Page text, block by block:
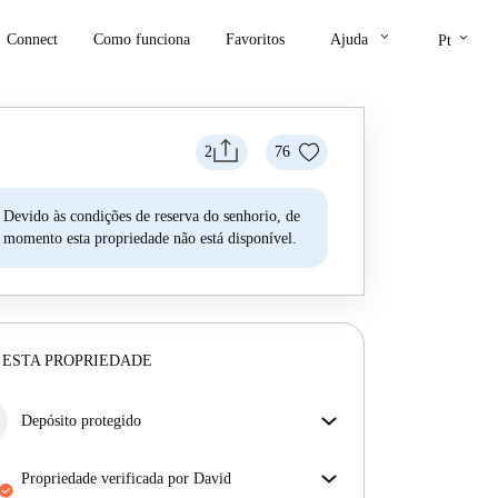
Connect Como funciona Favoritos Ajuda keyboard_arrow_down Pt keyboard_arrow_down
2 76
Devido às condições de reserva do senhorio, de
momento esta propriedade não está disponível.
PROPRIEDADE
Depósito protegido
devolver o seu depósito, nós vamos fazê-lo.
propriedade verificada por David